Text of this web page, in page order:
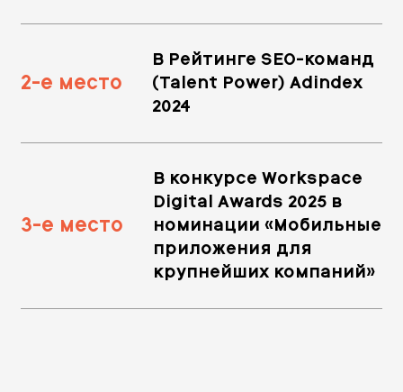
2-е место
В Рейтинге SEO-команд
(Talent Power) Adindex
2024
3-е место
В конкурсе Workspace
Digital Awards 2025 в
номинации «Мобильные
приложения для
крупнейших компаний»